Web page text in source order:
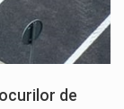
de